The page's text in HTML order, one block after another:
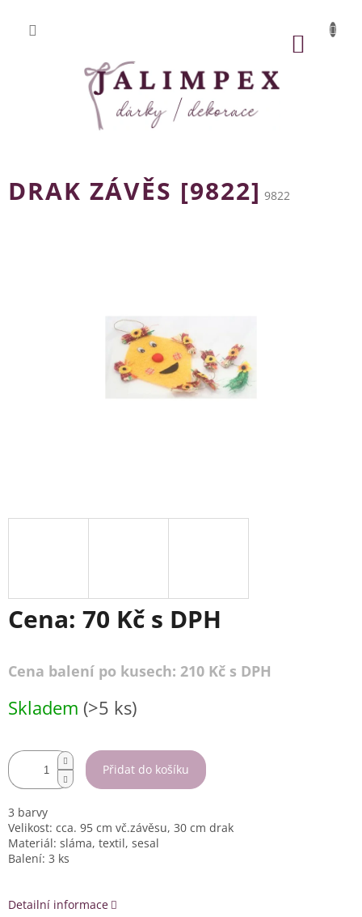
obsah
DRAK ZÁVĚS [9822] 9822
Cena: 70 Kč s DPH
Cena balení po kusech: 210 Kč s DPH
cena:
Skladem (>5 ks)
Přidat do košíku
3 barvy
Velikost: cca. 95 cm vč.závěsu, 30 cm drak
Materiál: sláma, textil, sesal
Balení: 3 ks
Detailní informace